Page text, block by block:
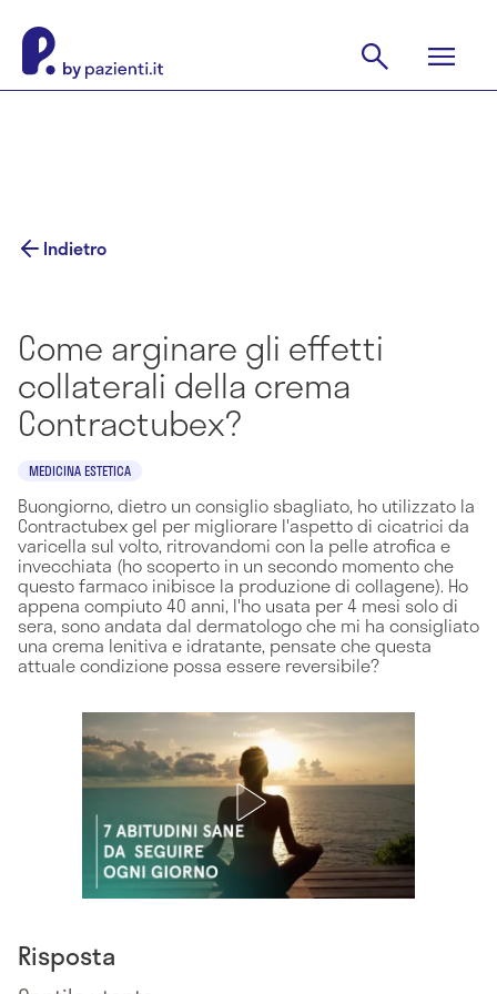
Indietro
Come arginare gli effetti
collaterali della crema
Contractubex?
MEDICINA ESTETICA
Buongiorno, dietro un consiglio sbagliato, ho utilizzato la
Contractubex gel per migliorare l'aspetto di cicatrici da
varicella sul volto, ritrovandomi con la pelle atrofica e
invecchiata (ho scoperto in un secondo momento che
questo farmaco inibisce la produzione di collagene). Ho
appena compiuto 40 anni, l'ho usata per 4 mesi solo di
sera, sono andata dal dermatologo che mi ha consigliato
una crema lenitiva e idratante, pensate che questa
attuale condizione possa essere reversibile?
Risposta